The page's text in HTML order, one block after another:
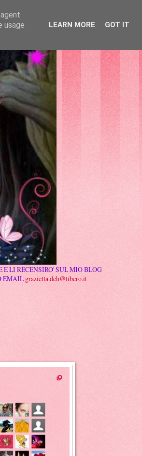
LI RECENSIRO' SUL MIO BLOG
EMAILgraziella.dch@libero.it
usage
LEARN MORE GOT IT